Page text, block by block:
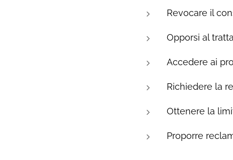
Revocare il
Opporsi al
Accedere ai
Richiedere la
Ottenere la
Proporre